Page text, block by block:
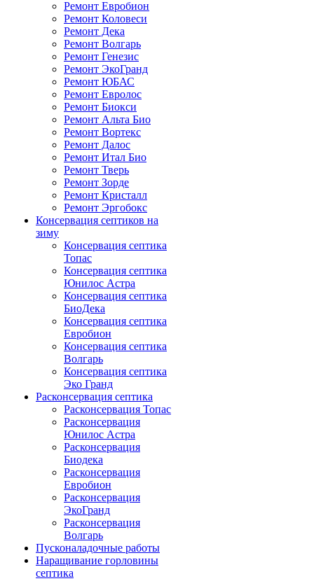
Ремонт Евробион
Ремонт Коловеси
Ремонт Дека
Ремонт Волгарь
Ремонт Генезис
Ремонт ЭкоГранд
Ремонт ЮБАС
Ремонт Евролос
Ремонт Биокси
Ремонт Альта Био
Ремонт Вортекс
Ремонт Далос
Ремонт Итал Био
Ремонт Тверь
Ремонт Зорде
Ремонт Кристалл
Ремонт Эргобокс
Консервация септиков на
зиму
Консервация септика
Топас
Консервация септика
Юнилос Астра
Консервация септика
БиоДека
Консервация септика
Евробион
Консервация септика
Волгарь
Консервация септика
Эко Гранд
Расконсервация септика
Расконсервация Топас
Расконсервация
Юнилос Астра
Расконсервация
Биодека
Расконсервация
Евробион
Расконсервация
ЭкоГранд
Расконсервация
Волгарь
Пусконаладочные работы
Наращивание горловины
септика